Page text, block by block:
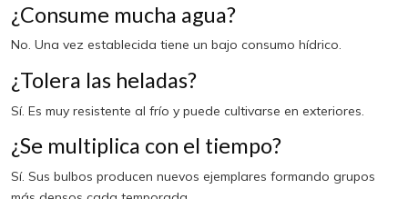
¿Consume mucha agua?
No. Una vez establecida tiene un bajo consumo hídrico.
¿Tolera las heladas?
Sí. Es muy resistente al frío y puede cultivarse en exteriores.
¿Se multiplica con el tiempo?
Sí. Sus bulbos producen nuevos ejemplares formando grupos